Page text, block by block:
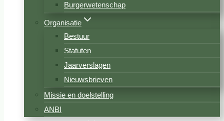
Burgerwetenschap
Organisatie
Bestuur
Statuten
Jaarverslagen
Nieuwsbrieven
Missie en doelstelling
ANBI